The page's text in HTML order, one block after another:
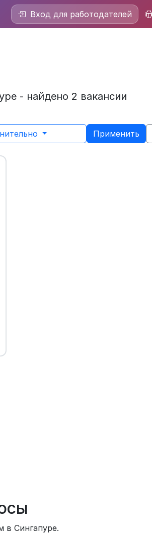
Вход для работодателей
- найдено 2 вакансии
Применить
в Сингапуре.